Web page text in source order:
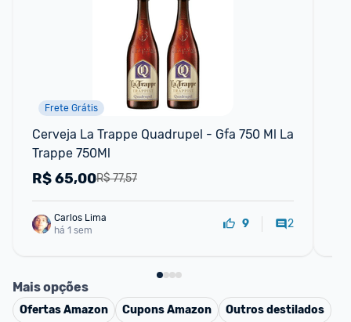
Frete Grátis
Cerveja La Trappe Quadrupel - Gfa 750 Ml La
Trappe 750Ml
R$ 77,57
R$65,00
Carlos Lima
há 1 sem
9 2
Mais opções
OfertasAmazon CuponsAmazon
Outros destilados